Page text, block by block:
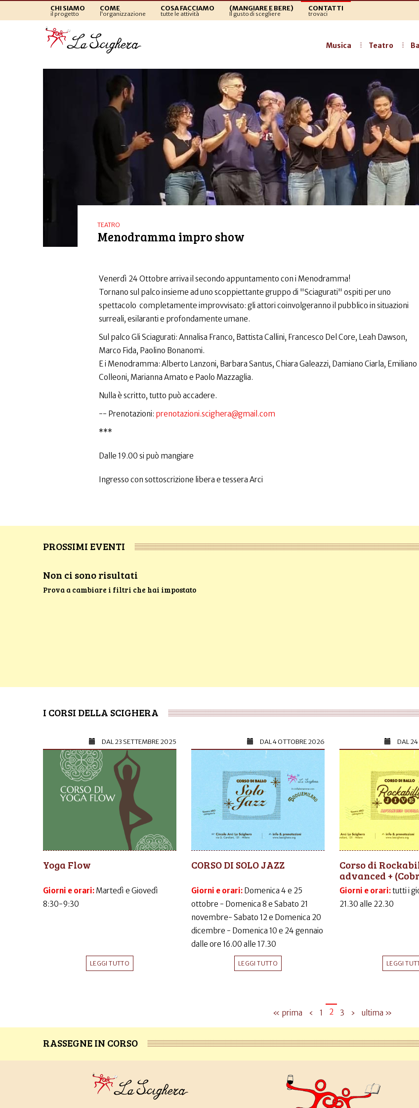
CHI SIAMO
il progetto
COME
l'organizzazione
COSA FACCIAMO
tutte le attività
(MANGIARE E BERE)
Il gusto di scegliere
CONTATTI
trovaci
Musica Teatro
TEATRO
Menodramma impro show
Venerdì 24 Ottobre arriva il secondo appuntamento con i Menodramma!
Tornano sul palco insieme ad uno scoppiettante gruppo di "Sciagurati" ospiti per uno
spettacolo completamente improvvisato: gli attori coinvolgeranno il pubblico in situazioni
surreali, esilaranti e profondamente umane.
Sul palco Gli Sciagurati: Annalisa Franco, Battista Callini, Francesco Del Core, Leah Dawson,
Marco Fida, Paolino Bonanomi.
E i Menodramma: Alberto Lanzoni, Barbara Santus, Chiara Galeazzi, Damiano Ciarla, Emiliano
Colleoni, Marianna Amato e Paolo Mazzaglia.
Nulla è scritto, tutto può accadere.
--️ Prenotazioni: prenotazioni.scighera@gmail.com
***
Dalle 19.00 si può mangiare
Ingresso con sottoscrizione libera e tessera Arci
PROSSIMI EVENTI
Non ci sono risultati
Prova a cambiare i filtri che hai impostato
I CORSI DELLA SCIGHERA
DAL23 SETTEMBRE 2025
Yoga Flow
Giorni e orari: Martedì e Giovedì
8:30-9:30
LEGGI TUTTO
DAL4 OTTOBRE 2026
CORSO DI SOLO JAZZ
Giorni e orari: Domenica 4 e 25
ottobre - Domenica 8 e Sabato 21
novembre- Sabato 12 e Domenica 20
dicembre - Domenica 10 e 24 gennaio
dalle ore 16.00 alle 17.30
LEGGI TUTTO
DAL24
Corso di
advanced +
Giorni e orari:tutti i
21.30 alle 22.30
LEGGI
« prima ‹ 1 2 3 › ultima »
RASSEGNE IN CORSO